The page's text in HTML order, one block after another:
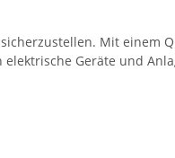
Mit einem
Geräte und